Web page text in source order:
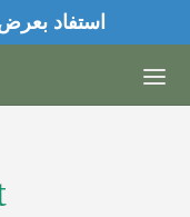
استفاد